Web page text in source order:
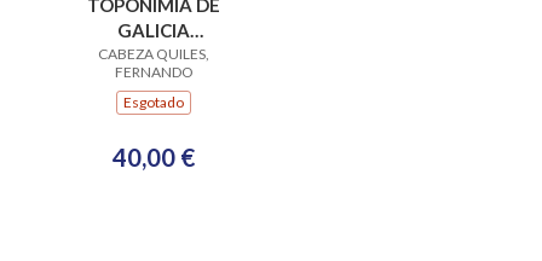
TOPONIMIA DE
GALICIA
(ESGOTADO)
CABEZA QUILES,
FERNANDO
Esgotado
40,00 €